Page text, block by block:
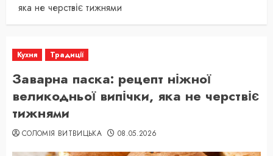
яка не черствіє тижнями
Кухня Традиції
Заварна паска: рецепт ніжної
великодньої випічки, яка не черствіє
тижнями
СОЛОМІЯ ВИТВИЦЬКА 08.05.2026